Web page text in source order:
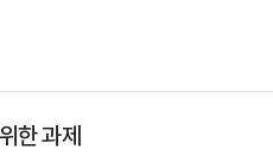
한 과제